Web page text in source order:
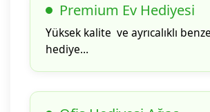
Premium Ev Hediyesi
Yüksek kalite ve ayrıcalıklı
hediye…